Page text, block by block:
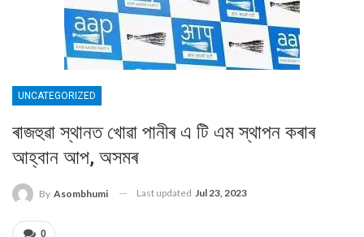
UNCATEGORIZED
ৰাজহুৱা স্থানত খোৱা পানীৰ এ টি এম স্থাপন কৰাৰ
আহ্বান আপ, অসমৰ
By Asombhumi Last updated Jul 23, 2023
0